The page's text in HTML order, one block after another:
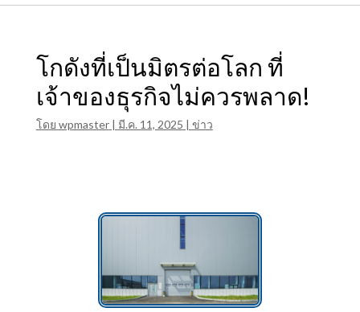
โกดังที่เป็นมิตรต่อโลก ที่
เจ้าของธุรกิจไม่ควรพลาด!
โดย wpmaster| มี.ค. 11, 2025 | ข่าว